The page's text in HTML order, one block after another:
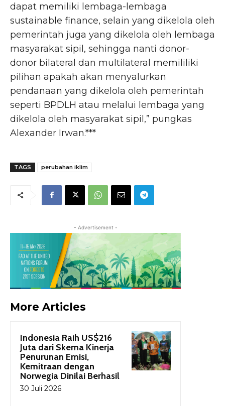
dapat memiliki lembaga-lembaga
sustainable finance, selain yang dikelola oleh
pemerintah juga yang dikelola oleh lembaga
masyarakat sipil, sehingga nanti donor-
donor bilateral dan multilateral memililiki
pilihan apakah akan menyalurkan
pendanaan yang dikelola oleh pemerintah
seperti BPDLH atau melalui lembaga yang
dikelola oleh masyarakat sipil,” pungkas
Alexander Irwan.***
TAGS perubahan iklim
- Advertisement -
More Articles
Indonesia Raih US$216
Juta dari Skema Kinerja
Penurunan Emisi,
Kemitraan dengan
Norwegia Dinilai Berhasil
30 Juli 2026